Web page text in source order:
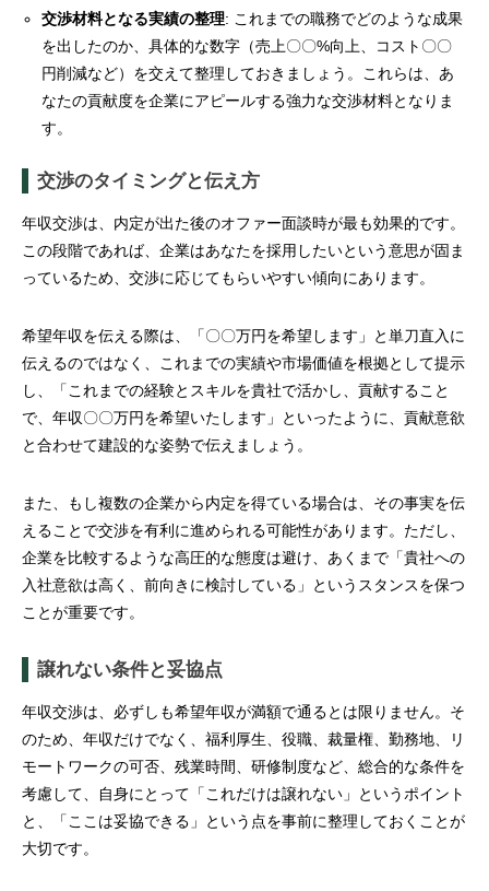
交渉材料となる実績の整理: これまでの職務でどのような成果
を出したのか、具体的な数字（売上〇〇%向上、コスト〇〇
円削減など）を交えて整理しておきましょう。これらは、あ
なたの貢献度を企業にアピールする強力な交渉材料となりま
す。
交渉のタイミングと伝え方
年収交渉は、内定が出た後のオファー面談時が最も効果的です。
この段階であれば、企業はあなたを採用したいという意思が固ま
っているため、交渉に応じてもらいやすい傾向にあります。
希望年収を伝える際は、「〇〇万円を希望します」と単刀直入に
伝えるのではなく、これまでの実績や市場価値を根拠として提示
し、「これまでの経験とスキルを貴社で活かし、貢献すること
で、年収〇〇万円を希望いたします」といったように、貢献意欲
と合わせて建設的な姿勢で伝えましょう。
また、もし複数の企業から内定を得ている場合は、その事実を伝
えることで交渉を有利に進められる可能性があります。ただし、
企業を比較するような高圧的な態度は避け、あくまで「貴社への
入社意欲は高く、前向きに検討している」というスタンスを保つ
ことが重要です。
譲れない条件と妥協点
年収交渉は、必ずしも希望年収が満額で通るとは限りません。そ
のため、年収だけでなく、福利厚生、役職、裁量権、勤務地、リ
モートワークの可否、残業時間、研修制度など、総合的な条件を
考慮して、自身にとって「これだけは譲れない」というポイント
と、「ここは妥協できる」という点を事前に整理しておくことが
大切です。